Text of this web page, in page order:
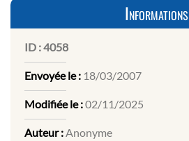
Informations
ID :4058
Envoyée le : 18/03/2007
Modifiée le :02/11/2025
Auteur :Anonyme